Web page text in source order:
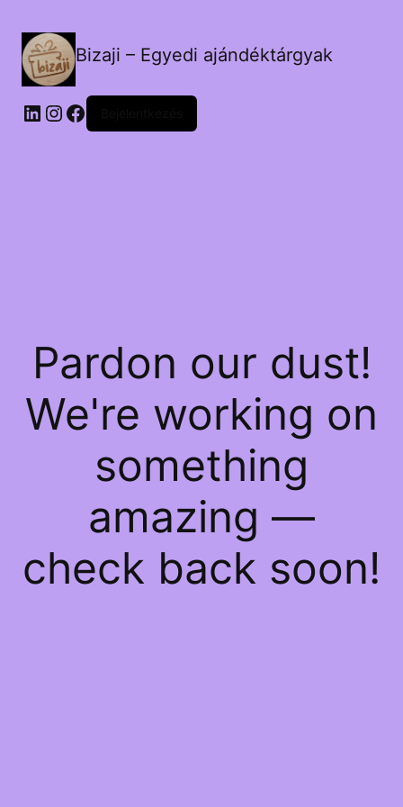
Bizaji – Egyedi ajándéktárgyak
LinkedIn
Instagram
Facebook
Pardon our dust!
We're working on
something
amazing —
check back soon!